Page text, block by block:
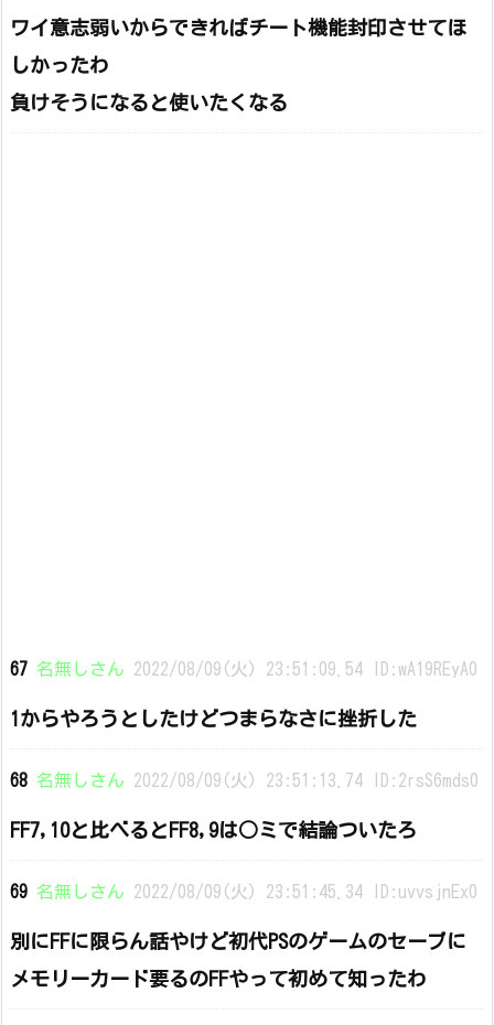
ワイ意志弱いからできればチート機能封印させてほ
しかったわ
負けそうになると使いたくなる
67 名無しさん 2022/08/09(火) 23:51:09.54 ID:wA19REyA0
1からやろうとしたけどつまらなさに挫折した
68 名無しさん 2022/08/09(火) 23:51:13.74 ID:2rsS6mds0
FF7,10と比べるとFF8,9は○ミで結論ついたろ
69 名無しさん 2022/08/09(火) 23:51:45.34 ID:uvvsjnEx0
別にFFに限らん話やけど初代PSのゲームのセーブに
メモリーカード要るのFFやって初めて知ったわ